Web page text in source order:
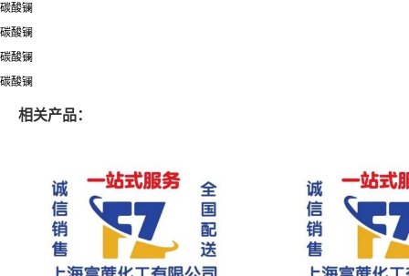
碳酸镧
碳酸镧
碳酸镧
碳酸镧
相关产品：